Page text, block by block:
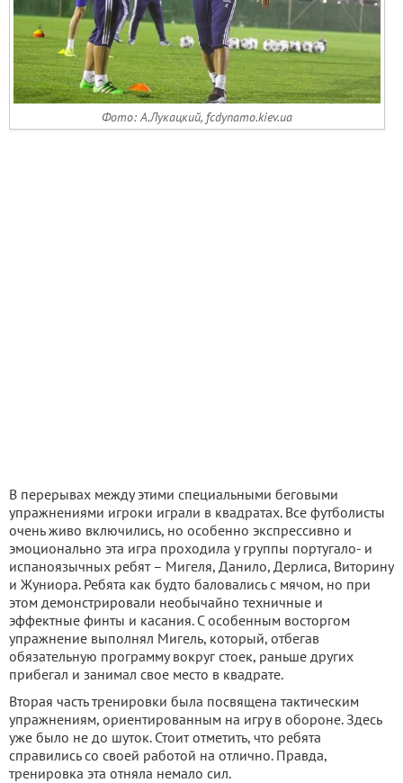
Фото: А.Лукацкий, fcdynamo.kiev.ua
В перерывах между этими специальными беговыми
упражнениями игроки играли в квадратах. Все футболисты
очень живо включились, но особенно экспрессивно и
эмоционально эта игра проходила у группы португало- и
испаноязычных ребят – Мигеля, Данило, Дерлиса, Виторину
и Жуниора. Ребята как будто баловались с мячом, но при
этом демонстрировали необычайно техничные и
эффектные финты и касания. С особенным восторгом
упражнение выполнял Мигель, который, отбегав
обязательную программу вокруг стоек, раньше других
прибегал и занимал свое место в квадрате.
Вторая часть тренировки была посвящена тактическим
упражнениям, ориентированным на игру в обороне. Здесь
уже было не до шуток. Стоит отметить, что ребята
справились со своей работой на отлично. Правда,
тренировка эта отняла немало сил.